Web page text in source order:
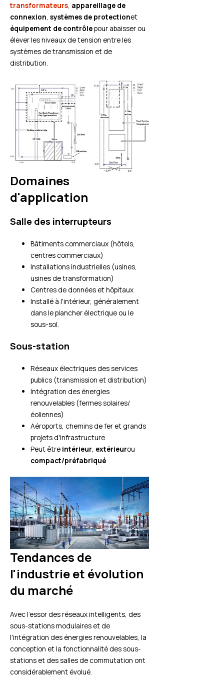
transformateurs, appareillage de
connexion, systèmes de protectionet
équipement de contrôlepour abaisser ou
élever les niveaux de tension entre les
systèmes de transmission et de
distribution.
Domaines
d'application
Salle des interrupteurs
Bâtiments commerciaux (hôtels,
centres commerciaux)
Installations industrielles (usines,
usines de transformation)
Centres de données et hôpitaux
Installé à l'intérieur, généralement
dans le plancher électrique ou le
sous-sol.
Sous-station
Réseaux électriques des services
publics (transmission et distribution)
Intégration des énergies
renouvelables (fermes solaires/
éoliennes)
Aéroports, chemins de fer et grands
projets d'infrastructure
Peut être intérieur, extérieurou
compact/préfabriqué
Tendances de
l'industrie et évolution
du marché
Avec l'essor des réseaux intelligents, des
sous-stations modulaires et de
l'intégration des énergies renouvelables, la
conception et la fonctionnalité des sous-
stations et des salles de commutation ont
considérablement évolué.